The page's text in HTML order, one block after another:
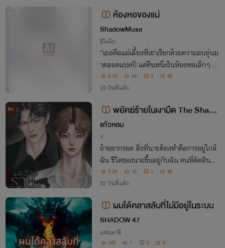
ห้องหอของแม่
ShadowMuse
อีโรติก
“เธอคือแม่เลี้ยงที่เขาเรียกด้วยความอบอุ่นม
าตลอดแปดปี แต่คืนหนึ่งในห้องหอเล็กๆ ที่
ห่างไกล… เธอกลายเป็นผู้หญิงที่เขาอยากก
อดมากที่สุด”
5.7K 54 3 33
20 วันที่แล้ว
จบ
พยัคฆ์ร้ายในเงามืด The Shado
w Tiger
แก้วหอม
Y
ถ้าอยากรอด สิ่งที่นายต้องทำคือการอยู่ใกล้
ฉัน ชีวิตของนายขึ้นอยู่กับฉัน คนที่ตัดสินคว
ามเป็นความตายนายได้ คือฉันคนเดียว จำเอ
าไว้ โซเรน แวนซ์เดอร์
7.2K 12 1 35
22 วันที่แล้ว
ผมได้คลาสลับที่ไม่มีอยู่ในระบบ
SHADOW 47
แฟนตาซี
105 1 0 6